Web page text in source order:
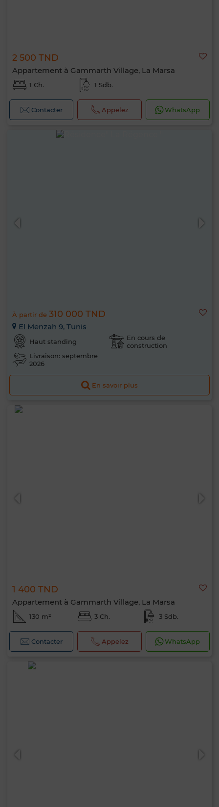
2 500 TND
Appartement à Gammarth Village, La Marsa
1 Ch. 1 Sdb.
Contacter Appelez WhatsApp
À partir de 310 000 TND
El Menzah 9, Tunis
Haut standing
En cours de
construction
Livraison: septembre
2026
En savoir plus
1 400 TND
Appartement à Gammarth Village, La Marsa
130 m² 3 Ch. 3 Sdb.
Contacter Appelez WhatsApp